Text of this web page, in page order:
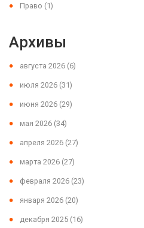
Право (1)
Архивы
августа 2026 (6)
июля 2026 (31)
июня 2026 (29)
мая 2026 (34)
апреля 2026 (27)
марта 2026 (27)
февраля 2026 (23)
января 2026 (20)
декабря 2025 (16)